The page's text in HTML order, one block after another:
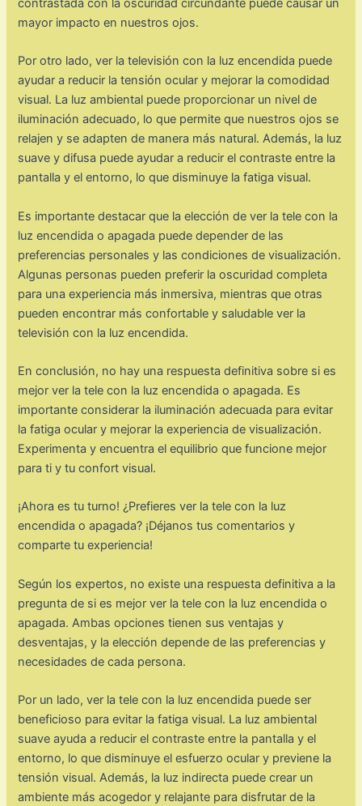
contrastada con la oscuridad circundante puede causar un
mayor impacto en nuestros ojos.
Por otro lado, ver la televisión con la luz encendida puede
ayudar a reducir la tensión ocular y mejorar la comodidad
visual. La luz ambiental puede proporcionar un nivel de
iluminación adecuado, lo que permite que nuestros ojos se
relajen y se adapten de manera más natural. Además, la luz
suave y difusa puede ayudar a reducir el contraste entre la
pantalla y el entorno, lo que disminuye la fatiga visual.
Es importante destacar que la elección de ver la tele con la
luz encendida o apagada puede depender de las
preferencias personales y las condiciones de visualización.
Algunas personas pueden preferir la oscuridad completa
para una experiencia más inmersiva, mientras que otras
pueden encontrar más confortable y saludable ver la
televisión con la luz encendida.
En conclusión, no hay una respuesta definitiva sobre si es
mejor ver la tele con la luz encendida o apagada. Es
importante considerar la iluminación adecuada para evitar
la fatiga ocular y mejorar la experiencia de visualización.
Experimenta y encuentra el equilibrio que funcione mejor
para ti y tu confort visual.
¡Ahora es tu turno! ¿Prefieres ver la tele con la luz
encendida o apagada? ¡Déjanos tus comentarios y
comparte tu experiencia!
Según los expertos, no existe una respuesta definitiva a la
pregunta de si es mejor ver la tele con la luz encendida o
apagada. Ambas opciones tienen sus ventajas y
desventajas, y la elección depende de las preferencias y
necesidades de cada persona.
Por un lado, ver la tele con la luz encendida puede ser
beneficioso para evitar la fatiga visual. La luz ambiental
suave ayuda a reducir el contraste entre la pantalla y el
entorno, lo que disminuye el esfuerzo ocular y previene la
tensión visual. Además, la luz indirecta puede crear un
ambiente más acogedor y relajante para disfrutar de la